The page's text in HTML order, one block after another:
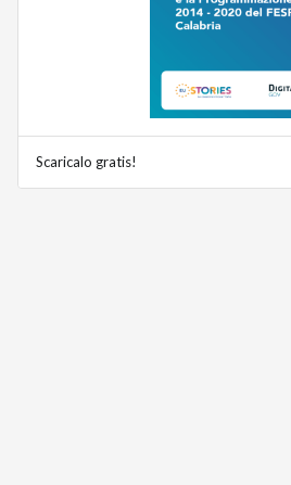
Scaricalo gratis!